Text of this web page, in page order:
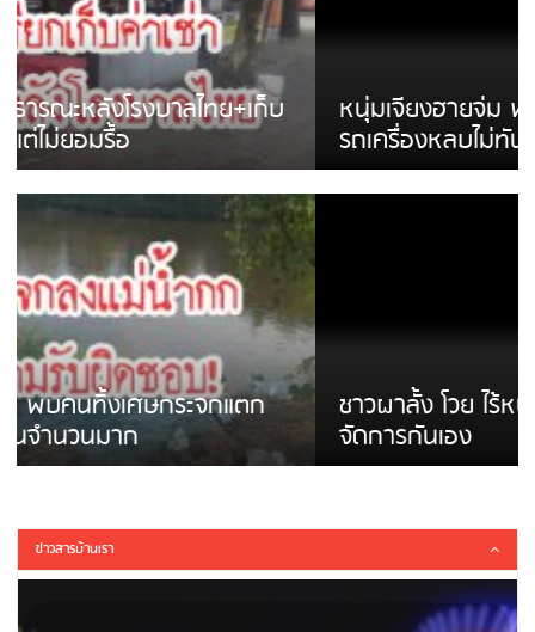
หนุ่มเจียงฮายจ่ม พบถังน้ำดื่มตกกลางถนน
รถเครื่องหลบไม่ทันล้มบาดเจ็บ
ชาวผาลั้ง โวย ไร้หน่วยงานดูแล ดินสไลด์ ต้อง
จัดการกันเอง
ข่าวสารบ้านเรา